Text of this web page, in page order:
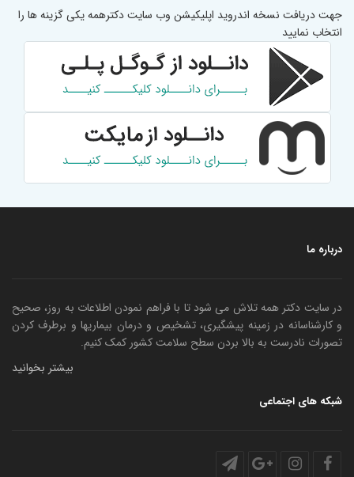
جهت دریافت نسخه اندروید اپلیکیشن وب سایت دکترهمه یکی گزینه ها را
انتخاب نمایید
درباره ما
در سایت دکتر همه تلاش می شود تا با فراهم نمودن اطلاعات به روز، صحیح
و کارشناسانه در زمینه پیشگیری، تشخیص و درمان بیماریها و برطرف کردن
تصورات نادرست به بالا بردن سطح سلامت کشور کمک کنیم.
بیشتر بخوانید
شبکه های اجتماعی